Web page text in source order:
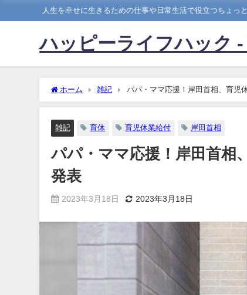
人生を幸せに生きるための仕事や日常生活で役立つちょっ
ハッピーライフハック
ホーム 雑記 パパ・ママ応援！岸田首相、育児
雑記 育休 育児休業給付 岸田首相
パパ・ママ応援！岸田首相
発表
2023年3月18日 2023年3月18日